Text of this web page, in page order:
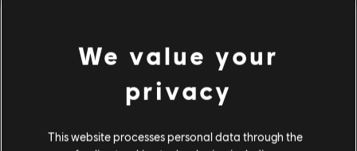
추가 콘텐츠
DLC
Tom Clancy’s Ghost Recon Breakpoint
We value your
privacy
This website processes personal data through the